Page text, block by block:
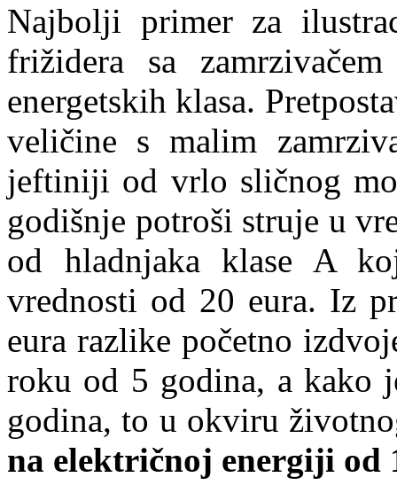
Najbolji primer za
frižidera sa
energetskih klasa.
veličine s malim
jeftiniji od vrlo sličnog
godišnje potroši struje u
od hladnjaka klase A
vrednosti od 20 eura. Iz
eura razlike početno
roku od 5 godina, a kako
godina, to u okviru
na električnoj energiji od